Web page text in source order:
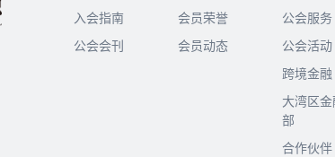
入会指南
公会会刊
会员荣誉
会员动态
公会服务
公会活动
跨境金融
大湾区
部
合作伙伴